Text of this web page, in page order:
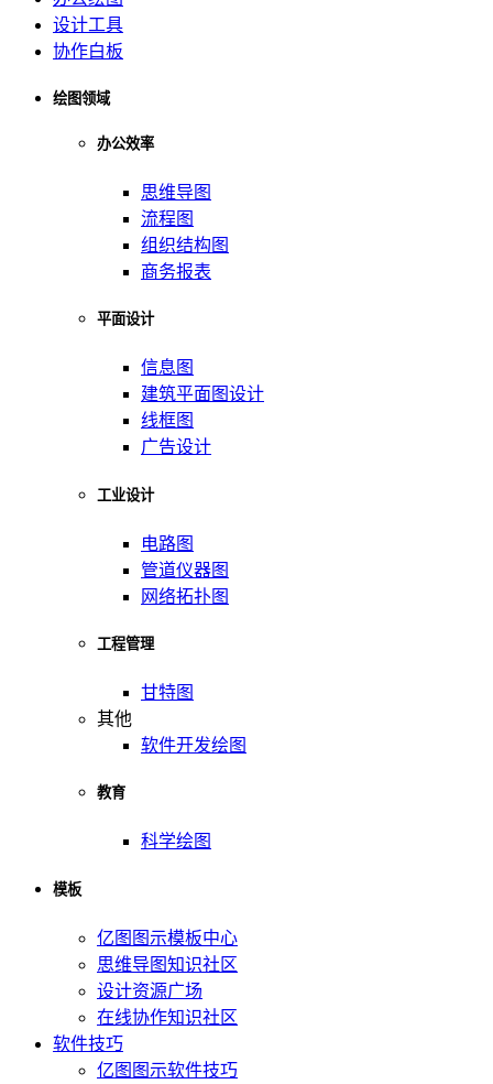
设计工具
协作白板
绘图领域
办公效率
思维导图
流程图
组织结构图
商务报表
平面设计
信息图
建筑平面图设计
线框图
广告设计
工业设计
电路图
管道仪器图
网络拓扑图
工程管理
甘特图
其他
软件开发绘图
教育
科学绘图
模板
亿图图示模板中心
思维导图知识社区
设计资源广场
在线协作知识社区
软件技巧
亿图图示软件技巧